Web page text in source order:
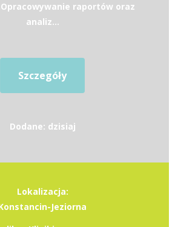
raportów oraz
analiz...
Szczegóły
Dodane: dzisiaj
Lokalizacja:
Jeziorna